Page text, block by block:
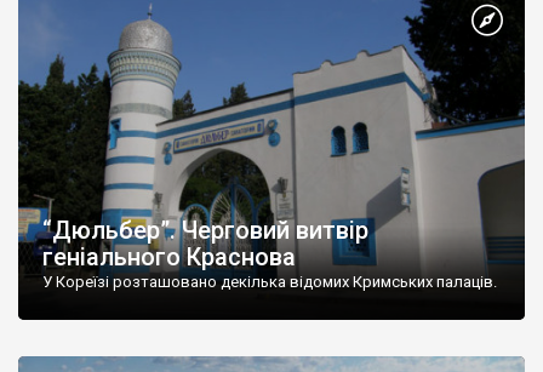
“Дюльбер”. Черговий витвір
геніального Краснова
У Кореїзі розташовано декілька відомих Кримських палаців.